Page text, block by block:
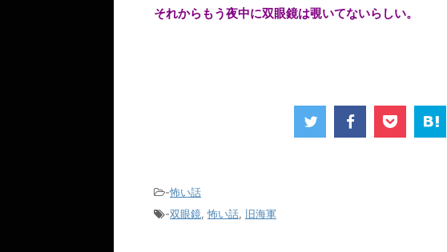
それからもう夜中に双眼鏡は覗いてないらしい。
-怖い話
-双眼鏡,怖い話, 旧海軍